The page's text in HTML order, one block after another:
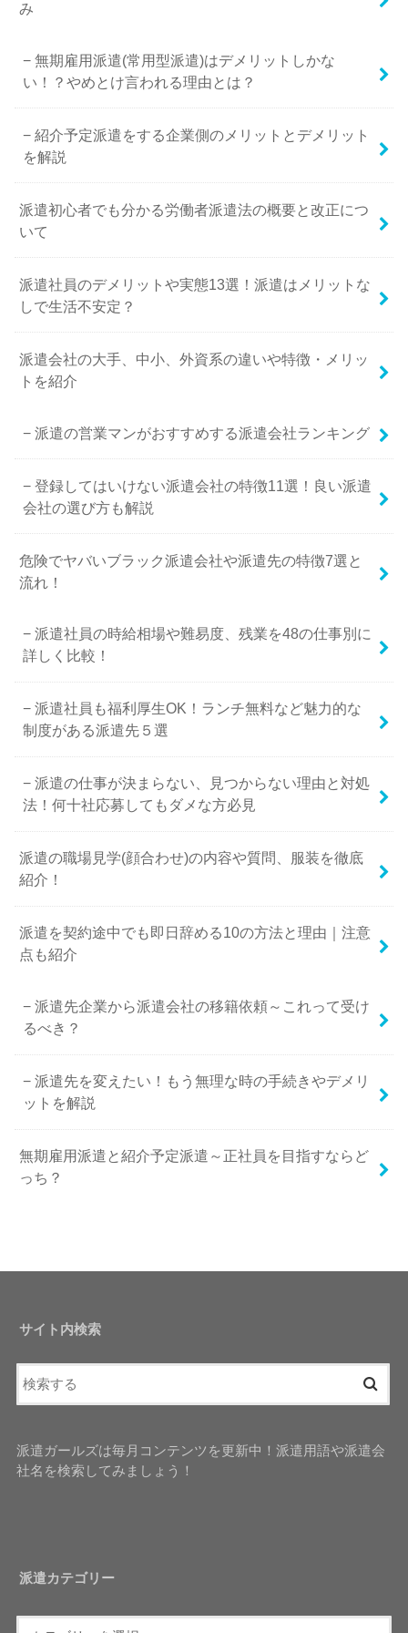
み
無期雇用派遣(常用型派遣)はデメリットしかな
い！？やめとけ言われる理由とは？
紹介予定派遣をする企業側のメリットとデメリット
を解説
派遣初心者でも分かる労働者派遣法の概要と改正につ
いて
派遣社員のデメリットや実態13選！派遣はメリットな
しで生活不安定？
派遣会社の大手、中小、外資系の違いや特徴・メリッ
トを紹介
派遣の営業マンがおすすめする派遣会社ランキング
登録してはいけない派遣会社の特徴11選！良い派遣
会社の選び方も解説
危険でヤバいブラック派遣会社や派遣先の特徴7選と
流れ！
派遣社員の時給相場や難易度、残業を48の仕事別に
詳しく比較！
派遣社員も福利厚生OK！ランチ無料など魅力的な
制度がある派遣先５選
派遣の仕事が決まらない、見つからない理由と対処
法！何十社応募してもダメな方必見
派遣の職場見学(顔合わせ)の内容や質問、服装を徹底
紹介！
派遣を契約途中でも即日辞める10の方法と理由｜注意
点も紹介
派遣先企業から派遣会社の移籍依頼～これって受け
るべき？
派遣先を変えたい！もう無理な時の手続きやデメリ
ットを解説
無期雇用派遣と紹介予定派遣～正社員を目指すならど
っち？
サイト内検索
派遣ガールズは毎月コンテンツを更新中！派遣用語や派遣会
社名を検索してみましょう！
派遣カテゴリー